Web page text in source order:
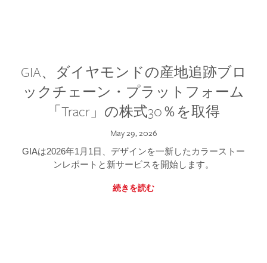
GIA、ダイヤモンドの産地追跡ブロ
ックチェーン・プラットフォーム
「Tracr」の株式30％を取得
May 29, 2026
GIAは2026年1月1日、デザインを一新したカラーストー
ンレポートと新サービスを開始します。
続きを読む